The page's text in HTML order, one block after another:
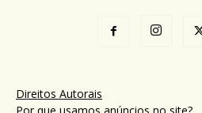
Direitos Autorais